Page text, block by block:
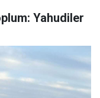
Yahudiler